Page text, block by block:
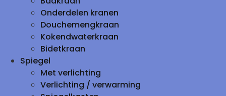
Onderdelen kranen
Douchemengkraan
Kokendwaterkraan
Bidetkraan
Spiegel
Met verlichting
Verlichting / verwarming